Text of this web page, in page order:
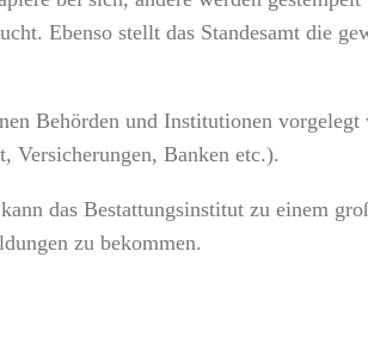
Ebenso stellt das Standesamt die
Behörden und Institutionen
Versicherungen, Banken etc.).
das Bestattungsinstitut zu einem
zu bekommen.